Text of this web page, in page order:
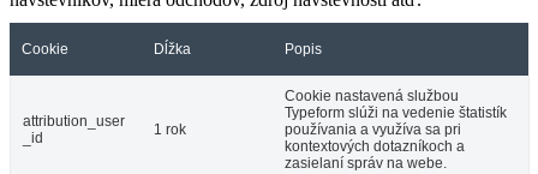
Cookie Dĺžka Popis
attribution_user
_id
1 rok
Cookie nastavená službou
Typeform slúži na vedenie štatistík
používania a využíva sa pri
kontextových dotazníkoch a
zasielaní správ na webe.